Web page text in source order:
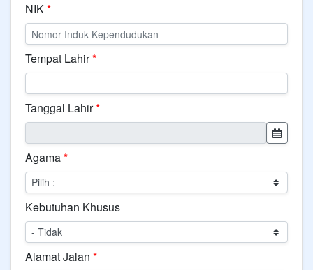
NIK*
Tempat Lahir*
Tanggal Lahir*
Agama*
Kebutuhan Khusus
Alamat Jalan *